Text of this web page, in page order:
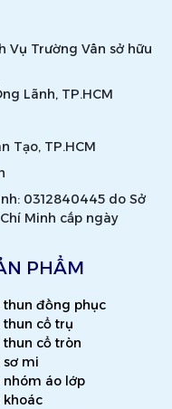
Vụ Trường Vân sở hữu
Lãnh, TP.HCM
Tạo, TP.HCM
0312840445 do Sở
Minh cấp ngày
PHẨM
thun đồng phục
thun cổ trụ
thun cổ tròn
sơ mi
nhóm áo lớp
khoác